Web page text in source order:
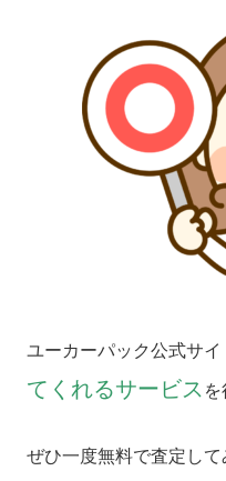
ユーカーパック公式サイ
てくれるサービス を
ぜひ一度無料で査定して